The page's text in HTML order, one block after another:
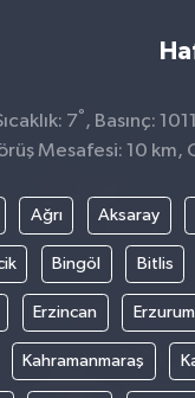
7° , Basınç:
Mesafesi: 10 km,
Ağrı Aksaray
Bingöl Bitlis
Erzincan Erzurum
Kahramanmaraş